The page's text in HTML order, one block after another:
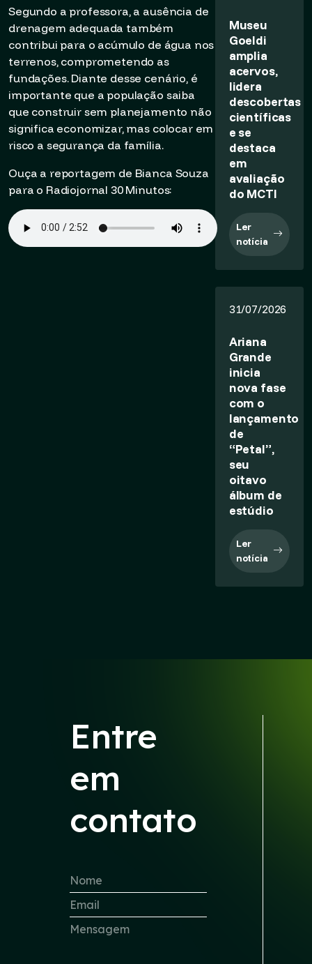
Segundo a professora, a ausência de
drenagem adequada também
contribui para o acúmulo de água nos
terrenos, comprometendo as
fundações. Diante desse cenário, é
importante que a população saiba
que construir sem planejamento não
significa economizar, mas colocar em
risco a segurança da família.
Ouça a reportagem de Bianca Souza
para o Radiojornal 30 Minutos:
Museu
Goeldi
amplia
acervos,
lidera
descobertas
científicas
e se
destaca
em
avaliação
do MCTI
Ler
notícia
31/07/2026
Ariana
Grande
inicia
nova fase
com o
lançamento
de
“Petal”,
seu
oitavo
álbum de
estúdio
Ler
notícia
Entre
em
contato